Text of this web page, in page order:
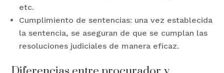
etc.
Cumplimiento de sentencias: una vez establecida
la sentencia, se aseguran de que se cumplan las
resoluciones judiciales de manera eficaz.